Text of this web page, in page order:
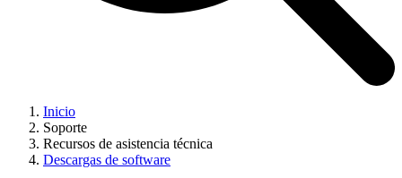
Inicio
Soporte
Recursos de asistencia técnica
Descargas de software